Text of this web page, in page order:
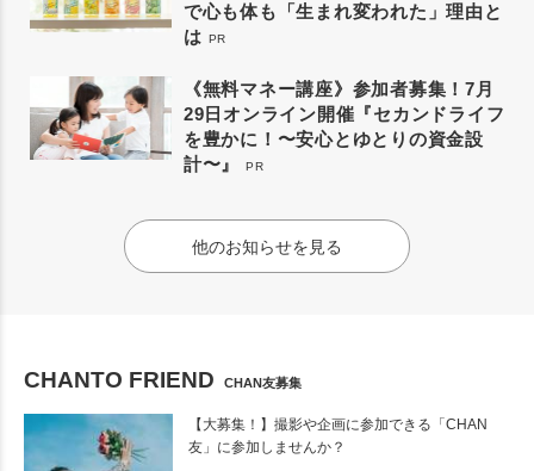
で心も体も「生まれ変われた」理由と
は PR
《無料マネー講座》参加者募集！7月
29日オンライン開催『セカンドライフ
を豊かに！〜安心とゆとりの資金設
計〜』
PR
他のお知らせを見る
CHANTO FRIEND CHAN友募集
【大募集！】撮影や企画に参加できる「CHAN
友」に参加しませんか？